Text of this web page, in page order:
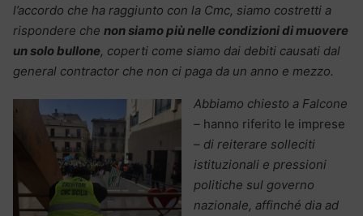
l’accordo che ha raggiunto con la Cmc, siamo costretti a
rispondere che non siamo più nelle condizioni di muovere
un solo bullone, coperti come siamo dai debiti causati dal
general contractor che non ci paga da un anno e mezzo.
Abbiamo chiesto a Falcone
– hanno riferito le imprese
– di reiterare solleciti
istituzionali e pressioni
politiche sul governo
nazionale, affinché dia ad